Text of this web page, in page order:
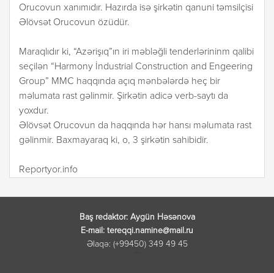
Orucovun xanımıdır. Hazırda isə şirkətin qanuni təmsilçisi
Əlövsət Orucovun özüdür.
Maraqlıdır ki, “Azərişıq”ın iri məbləğli tenderlərininm qalibi
seçilən “Harmony İndustrial Construction and Engeering
Group” MMC haqqında açıq mənbələrdə heç bir
məlumata rast gəlinmir. Şirkətin adicə verb-saytı da
yoxdur.
Əlövsət Orucovun da haqqında hər hansı məlumata rast
gəlinmir. Baxmayaraq ki, o, 3 şirkətin sahibidir.
Reportyor.info
Baş redaktor: Aygün Həsənova
E-mail: tereqqi.namine@mail.ru
Əlaqə: (+99450) 349 49 45